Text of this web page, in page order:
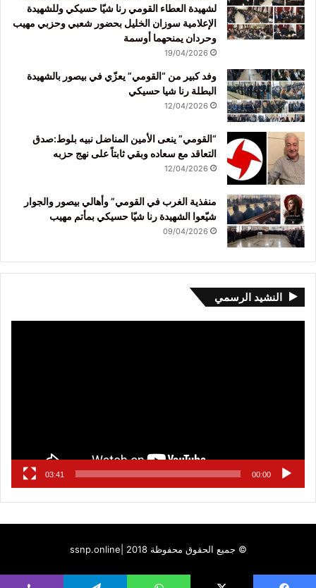
لشهيدة العطاء القومي رنا شيّا حسيكي وللشهيدة
الإعلامية سوزان الخليل بحضور شعبي وحزبي مهيب
وحردان يمنحهما أوسمة
19/04/2026
وفد كبير من “القومي” يعزّي في بيصور بالشهيدة
البطلة رنا شيا حسيكي
12/04/2026
“القومي” ينعى الأمين المناضل نبيه بلوط:صدق
التعاقد مع سعاده وبقي ثابتاً على نهج حزبه
12/04/2026
منفذية الغرب في القومي” وأهالي بيصور والجوار
شيّعوا الشهيدة رنا شيّا حسيكي بمأتم مهيب
09/04/2026
النشيد الرسمي
00:00
03:41
© جميع الحقوق محفوظة 2018 | ssnp.online